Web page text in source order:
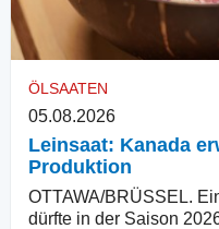
ÖLSAATEN
05.08.2026
Leinsaat: Kanada
Produktion
OTTAWA/BRÜSSEL.
dürfte in der Saison